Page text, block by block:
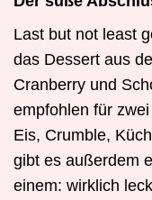
Last but not least
das Dessert aus
Cranberry und
empfohlen für
Eis, Crumble,
gibt es außerdem
einem: wirklich